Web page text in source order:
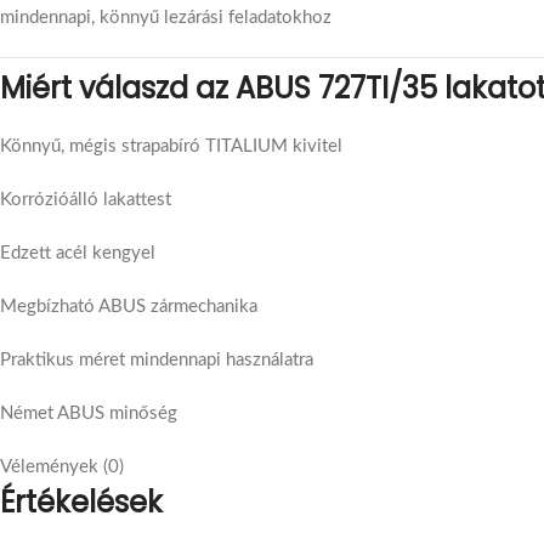
mindennapi, könnyű lezárási feladatokhoz
Miért válaszd az ABUS 727TI/35
Könnyű, mégis strapabíró TITALIUM kivitel
Korrózióálló lakattest
Edzett acél kengyel
Megbízható ABUS zármechanika
Praktikus méret mindennapi használatra
Német ABUS minőség
Vélemények (0)
Értékelések